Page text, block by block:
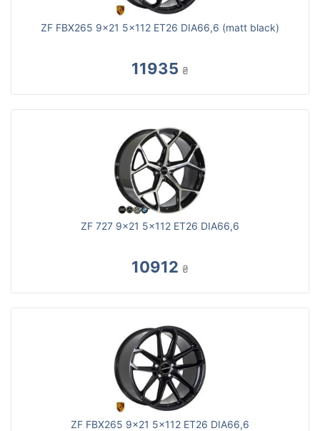
ZF FBX265 9x21 5x112 ET26 DIA66,6 (matt black)
11935 ₴
ZF 727 9x21 5x112 ET26 DIA66,6
10912 ₴
ZF FBX265 9x21 5x112 ET26 DIA66,6